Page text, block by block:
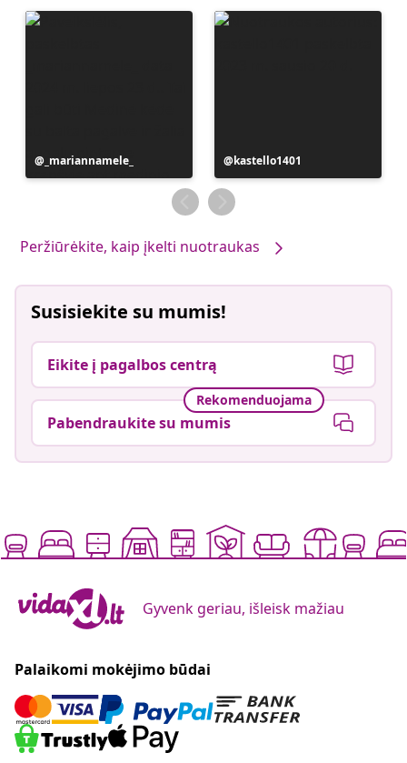
Įrašą
paskelbė
_mariannamele_
Įrašą
paskelbė
kastello1401
Peržiūrėkite, kaip įkelti nuotraukas
Susisiekite su mumis!
Eikite į pagalbos centrą
Rekomenduojama
Pabendraukite su mumis
Gyvenk geriau, išleisk mažiau
Palaikomi mokėjimo būdai